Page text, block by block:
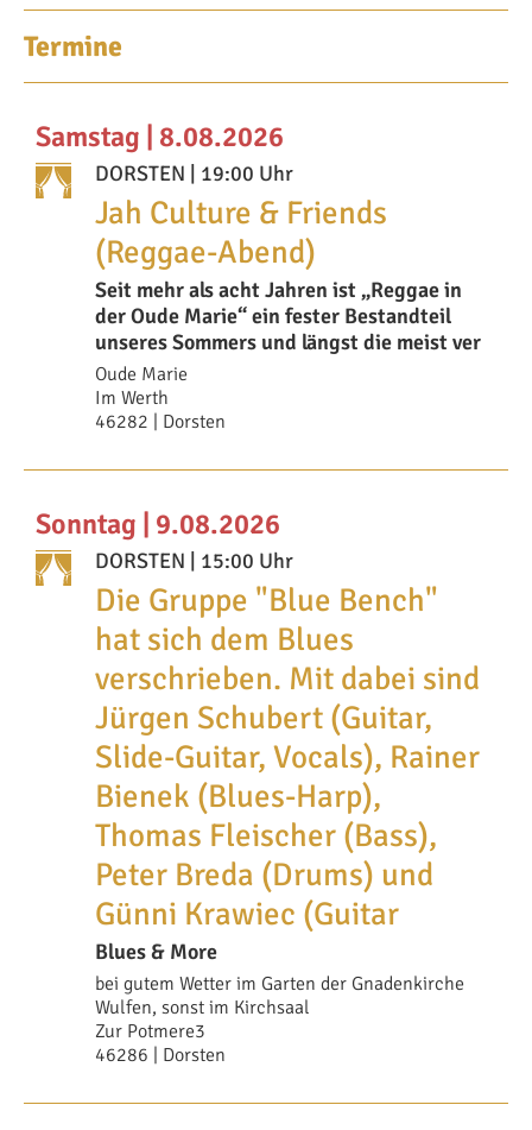
Termine
Samstag | 8.08.2026
DORSTEN | 19:00 Uhr
Jah Culture & Friends
(Reggae-Abend)
Seit mehr als acht Jahren ist „Reggae in
der Oude Marie“ ein fester Bestandteil
unseres Sommers und längst die meist ver
Oude Marie
Im Werth
46282 | Dorsten
Sonntag | 9.08.2026
DORSTEN | 15:00 Uhr
Die Gruppe "Blue Bench"
hat sich dem Blues
verschrieben. Mit dabei sind
Jürgen Schubert (Guitar,
Slide-Guitar, Vocals), Rainer
Bienek (Blues-Harp),
Thomas Fleischer (Bass),
Peter Breda (Drums) und
Günni Krawiec (Guitar
Blues & More
bei gutem Wetter im Garten der Gnadenkirche
Wulfen, sonst im Kirchsaal
Zur Potmere3
46286 | Dorsten